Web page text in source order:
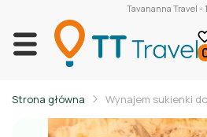
Tavananna Travel -
Strona główna Wynajem sukienki